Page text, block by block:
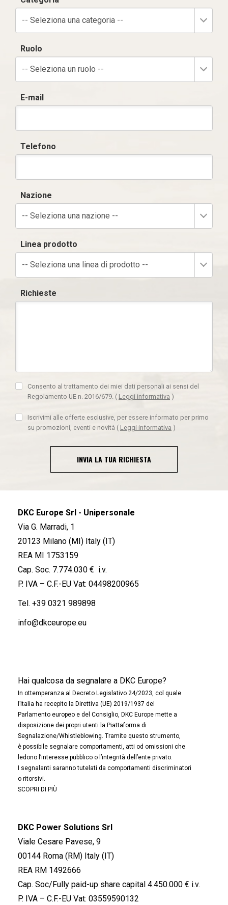
-- Seleziona una categoria --
Ruolo
-- Seleziona un ruolo --
E-mail
Telefono
Nazione
-- Seleziona una nazione --
Linea prodotto
-- Seleziona una linea di prodotto --
Richieste
Consento al trattamento dei miei dati personali ai sensi del
Regolamento UE n. 2016/679. ( Leggi informativa )
Iscrivimi alle offerte esclusive, per essere informato per primo
su promozioni, eventi e novità ( Leggi informativa )
INVIA LA TUA RICHIESTA
DKC Europe Srl - Unipersonale
Via G. Marradi, 1
20123 Milano (MI) Italy (IT)
REA MI 1753159
Cap. Soc. 7.774.030 € i.v.
P. IVA – C.F.-EU Vat: 04498200965
Tel. +39 0321 989898
info@dkceurope.eu
Hai qualcosa da segnalare a DKC Europe?
In ottemperanza al Decreto Legislativo 24/2023, col quale
l’Italia ha recepito la Direttiva (UE) 2019/1937 del
Parlamento europeo e del Consiglio, DKC Europe mette a
disposizione dei propri utenti la Piattaforma di
Segnalazione/Whistleblowing. Tramite questo strumento,
è possibile segnalare comportamenti, atti od omissioni che
ledono l’interesse pubblico o l’integrità dell’ente privato.
I segnalanti saranno tutelati da comportamenti discriminatori
o ritorsivi.
SCOPRI DI PIÙ
DKC Power Solutions Srl
Viale Cesare Pavese, 9
00144 Roma (RM) Italy (IT)
REA RM 1492666
Cap. Soc/Fully paid-up share capital 4.450.000 € i.v.
P. IVA – C.F.-EU Vat: 03559590132